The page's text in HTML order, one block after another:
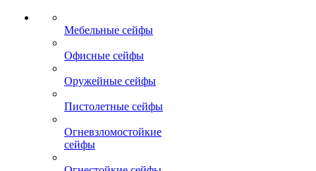
Мебельные сейфы
Офисные сейфы
Оружейные сейфы
Пистолетные сейфы
Огневзломостойкие
сейфы